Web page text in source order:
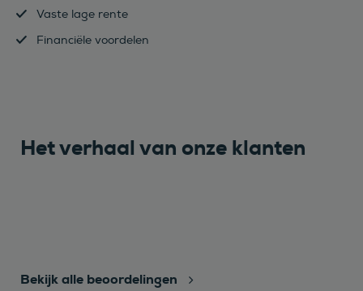
Vaste lage rente
Financiële voordelen
Het verhaal van onze klanten
Bekijk alle beoordelingen